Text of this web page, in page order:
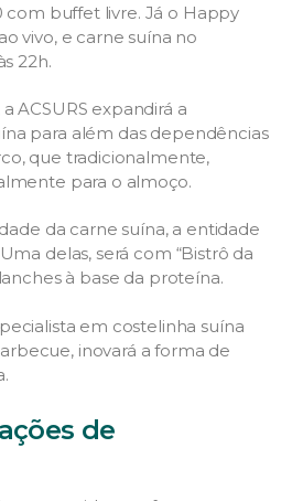
com buffet livre. Já o Happy
vivo, e carne suína no
22h.
ACSURS expandirá a
para além das dependências
que tradicionalmente,
para o almoço.
da carne suína, a entidade
delas, será com “Bistrô da
à base da proteína.
em costelinha suína
inovará a forma de
de